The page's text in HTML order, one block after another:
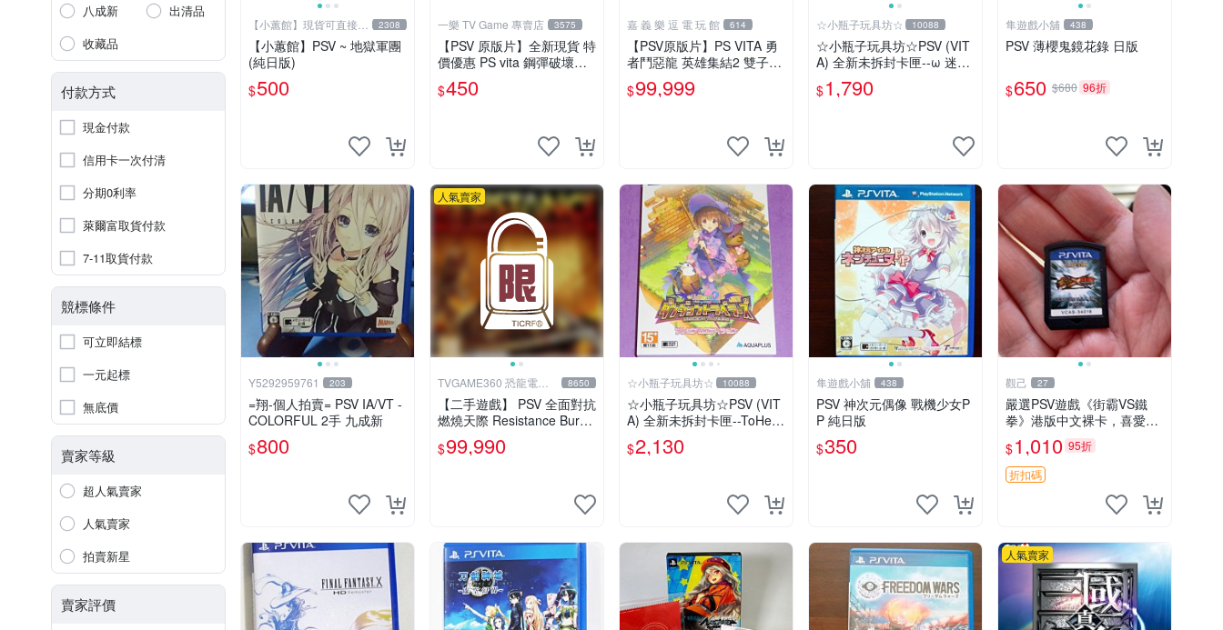
八成新
出清品
收藏品
付款方式
現金付款
信用卡一次付清
分期0利率
萊爾富取貨付款
7-11取貨付款
競標條件
可立即結標
一元起標
無底價
賣家等級
超人氣賣家
人氣賣家
拍賣新星
賣家評價
【小蕙館】現貨可直接下
標
2308
【小蕙館】PSV ~ 地獄軍團
(純日版)
$500
一樂 TV Game 專賣店 3575
【PSV 原版片】全新現貨 特
價優惠 PS vita 鋼彈破壞者
鋼彈創壞者 亞日版 BEST 可
繼承至2代【一樂電玩】
$450
嘉 義 樂 逗 電 玩 館 614
【PSV原版片】PS VITA 勇
者鬥惡龍 英雄集結2 雙子之
王與預言的終結 【9成新】
✪中文中古二手✪嘉義樂逗
$99,999
☆小瓶子玩具坊☆ 10088
☆小瓶子玩具坊☆PSV (VIT
A) 全新未拆封卡匣--ω 迷宮
《ω Labyrinth》(日版)
$1,790
隼遊戲小舖 438
PSV 薄櫻鬼鏡花錄 日版
$650 $680 96折
Y5292959761 203
=翔-個人拍賣= PSV IA/VT -
COLORFUL 2手 九成新
$800
人氣賣家
TVGAME360 恐龍電玩- 8650
【二手遊戲】 PSV 全面對抗
燃燒天際 Resistance Burni
ng Skies 中文版 【台中恐龍
電玩】
$99,990
☆小瓶子玩具坊☆ 10088
☆小瓶子玩具坊☆PSV (VIT
A) 全新未拆封卡匣--ToHear
t2 迷宮旅人 限定版
$2,130
隼遊戲小舖 438
PSV 神次元偶像 戰機少女P
P 純日版
$350
觀己 27
嚴選PSV遊戲《街霸VS鐵
拳》港版中文裸卡，喜愛格
鬥遊戲收藏推薦，全新未拆
封嚴密封存。格鬥迷必備佳
作。 街霸 鉄拳 PSV 測試
$1,010 95折
折扣碼
人氣賣家